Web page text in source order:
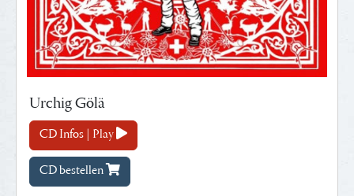
Urchig Gölä
CD Infos | Play
CD bestellen